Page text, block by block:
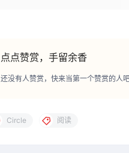
点点赞赏，手留余香
还没有人赞赏，快来当第一个赞赏的人吧
Circle 阅读